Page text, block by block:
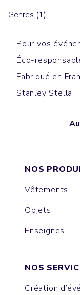
Genres (1)
Pour vos
Éco-
Fabriqué en
Stanley Stella
NOS
Vêtements
Objets
Enseignes
NOS
Création